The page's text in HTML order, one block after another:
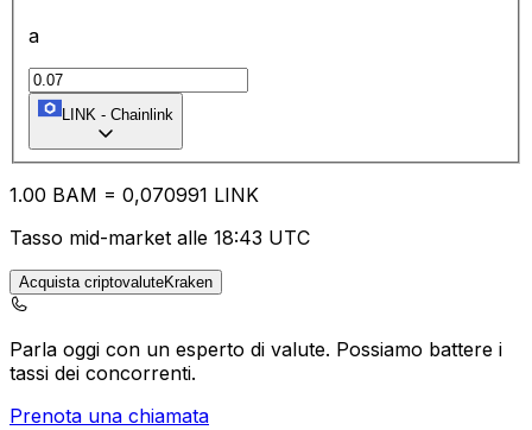
a
LINK - Chainlink
1.00 BAM = 0,070991 LINK
Tasso mid-market alle 18:43 UTC
Acquista criptovaluteKraken
Parla oggi con un esperto di valute. Possiamo battere i
tassi dei concorrenti.
Prenota una chiamata